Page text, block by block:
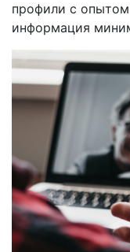
профили с
информация